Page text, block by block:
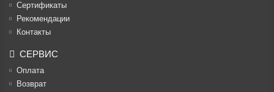
Cертификаты
Рекомендации
Контакты
СЕРВИС
Оплата
Возврат